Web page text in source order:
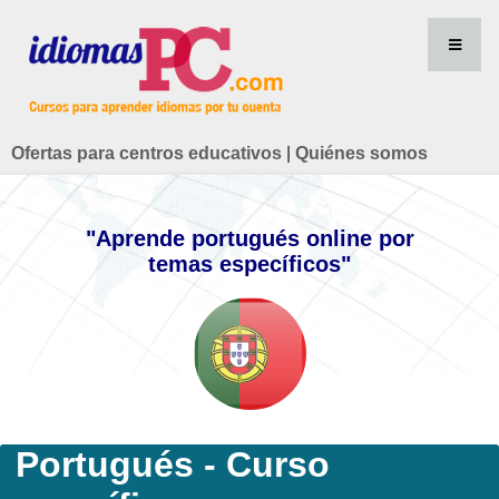
Ofertas para centros educativos Quiénes somos
"Aprende portugués online por
temas específicos"
Portugués - Curso